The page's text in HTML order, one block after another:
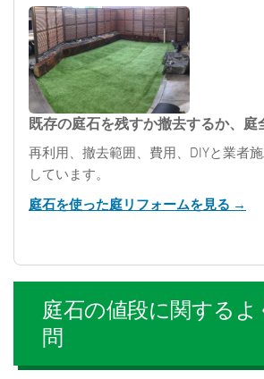
既存の庭石を残すか撤去するか、庭
再利用、撤去範囲、費用、DIYと業者
しています。
庭石を使った庭リフォームを見る →
庭石の値段に関する
問